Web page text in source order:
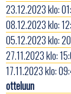
23.12.2023 klo:
08.12.2023 klo:
05.12.2023 klo:
27.11.2023 klo:
17.11.2023 klo:
otteluun